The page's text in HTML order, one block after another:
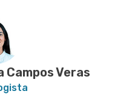
Campos Veras